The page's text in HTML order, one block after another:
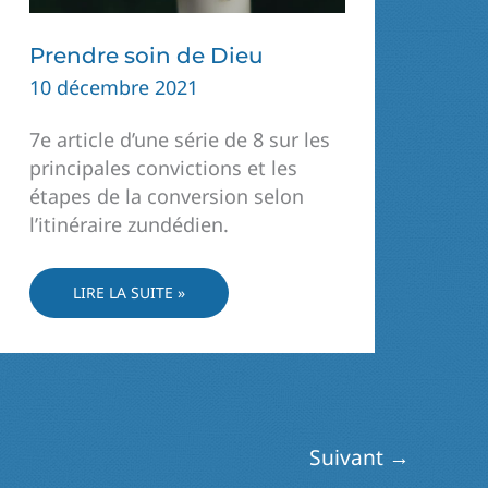
Prendre soin de Dieu
10 décembre 2021
7e article d’une série de 8 sur les
principales convictions et les
étapes de la conversion selon
l’itinéraire zundédien.
PRENDRE
SOIN
DE
LIRE LA SUITE »
Suivant →